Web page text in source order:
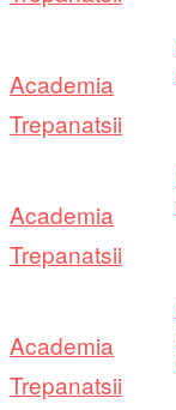
Academia
Trepanatsii
Academia
Trepanatsii
Academia
Trepanatsii